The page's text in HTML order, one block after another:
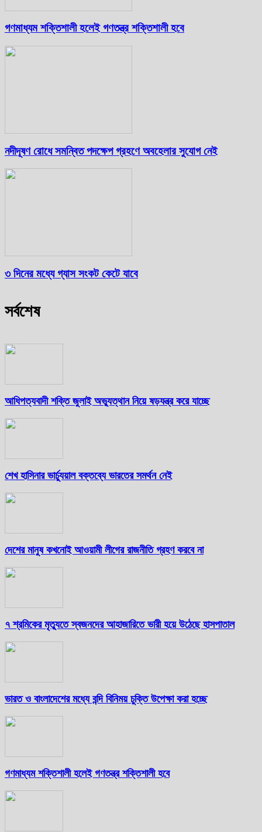
গণমাধ্যম শক্তিশালী হলেই গণতন্ত্র শক্তিশালী হবে
নদীদূষণ রোধে সমন্বিত পদক্ষেপ গ্রহণে অবহেলার সুযোগ নেই
৩ দিনের মধ্যে গ্যাস সংকট কেটে যাবে
সর্বশেষ
আধিপত্যবাদী শক্তি জুলাই অভ্যুত্থান নিয়ে ষড়যন্ত্র করে যাচ্ছে
শেখ হাসিনার ভার্চ্যুয়াল বক্তব্যে ভারতের সমর্থন নেই
দেশের মানুষ কখনোই আওয়ামী লীগের রাজনীতি গ্রহণ করবে না
৭ শ্রমিকের মৃত্যুতে স্বজনদের আহাজারিতে ভারী হয়ে উঠেছে হাসপাতাল
ভারত ও বাংলাদেশের মধ্যে বন্দি বিনিময় চুক্তি উপেক্ষা করা হচ্ছে
গণমাধ্যম শক্তিশালী হলেই গণতন্ত্র শক্তিশালী হবে